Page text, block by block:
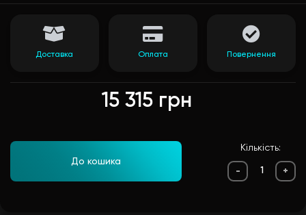
15 315 грн
До кошика
Кількість:
- +
Доставка Оплата Повернення